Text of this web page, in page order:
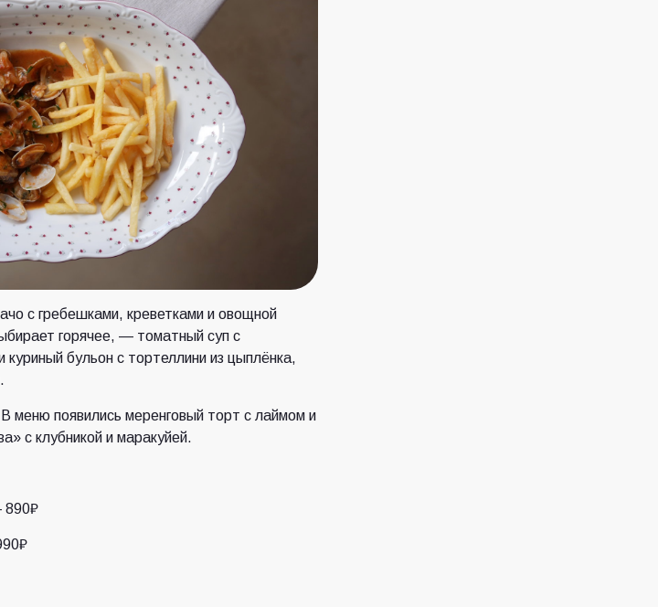
с гребешками, креветками и овощной
горячее, — томатный суп с
бульон с тортеллини из цыплёнка,
меню появились меренговый торт с лаймом и
с клубникой и маракуйей.
890₽